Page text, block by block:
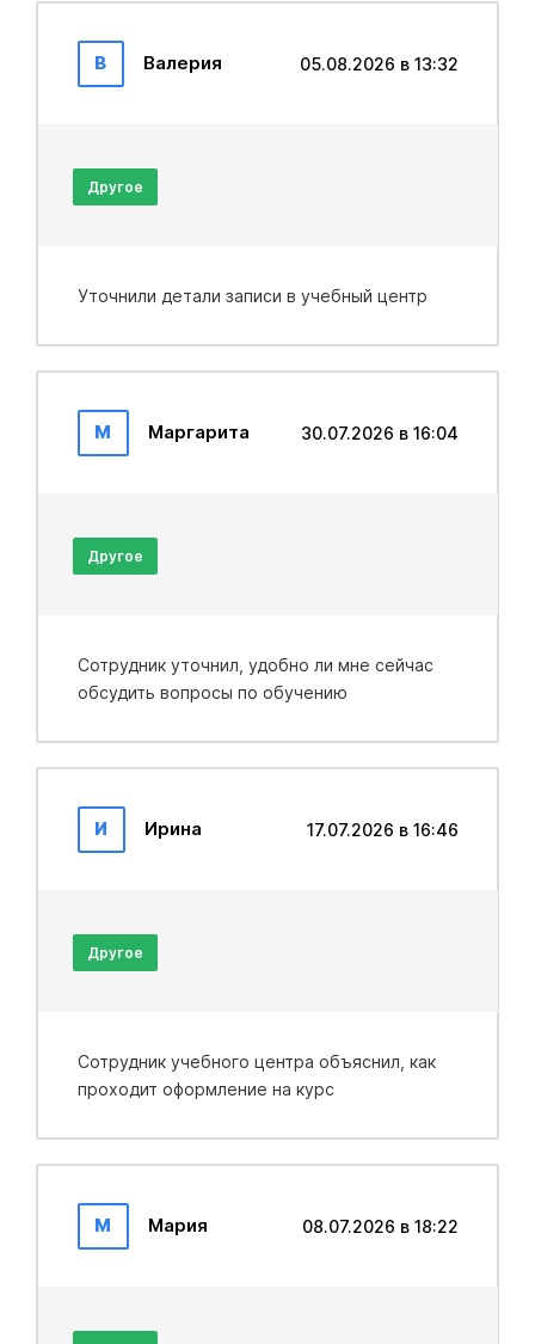
В Валерия 05.08.2026 в 13:32
Другое
Уточнили детали записи в учебный центр
М Маргарита 30.07.2026 в 16:04
Другое
Сотрудник уточнил, удобно ли мне сейчас
обсудить вопросы по обучению
И Ирина 17.07.2026 в 16:46
Другое
Сотрудник учебного центра объяснил, как
проходит оформление на курс
М Мария 08.07.2026 в 18:22